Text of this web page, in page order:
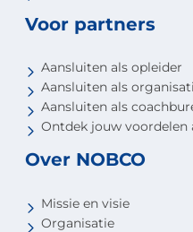
Voor partners
Aansluiten als opleider
Aansluiten als
Aansluiten als
Ontdek jouw voordelen
Over NOBCO
Missie en visie
Organisatie